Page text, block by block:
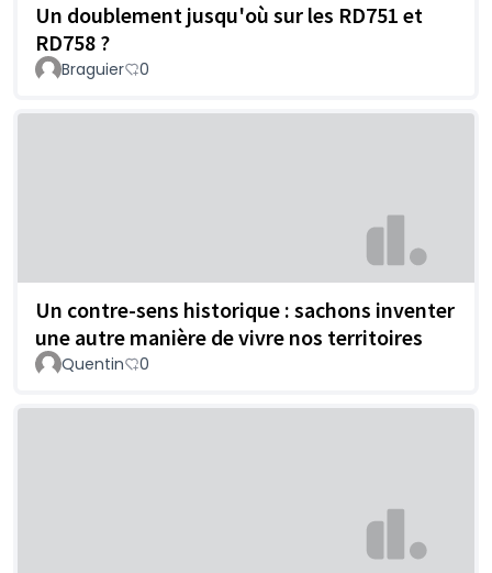
Un doublement jusqu'où sur les RD751 et
RD758 ?
Braguier 0
Un contre-sens historique : sachons inventer
une autre manière de vivre nos territoires
Quentin 0